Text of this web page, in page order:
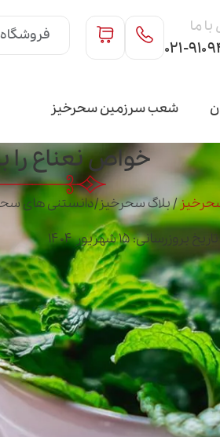
ما فروشگاه
شعب سرزمین سحرخیز
خواص نعناع را
/بلاگ سحرخیز/دانستنی های